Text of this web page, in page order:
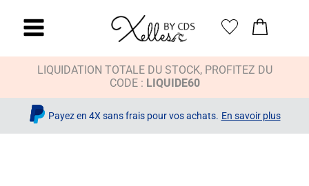
LIQUIDATION TOTALE DU STOCK, PROFITEZ DU
CODE : LIQUIDE60
Payez en 4X sans frais pour vos achats. En savoir plus